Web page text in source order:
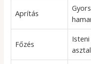
Aprítás
Főzés